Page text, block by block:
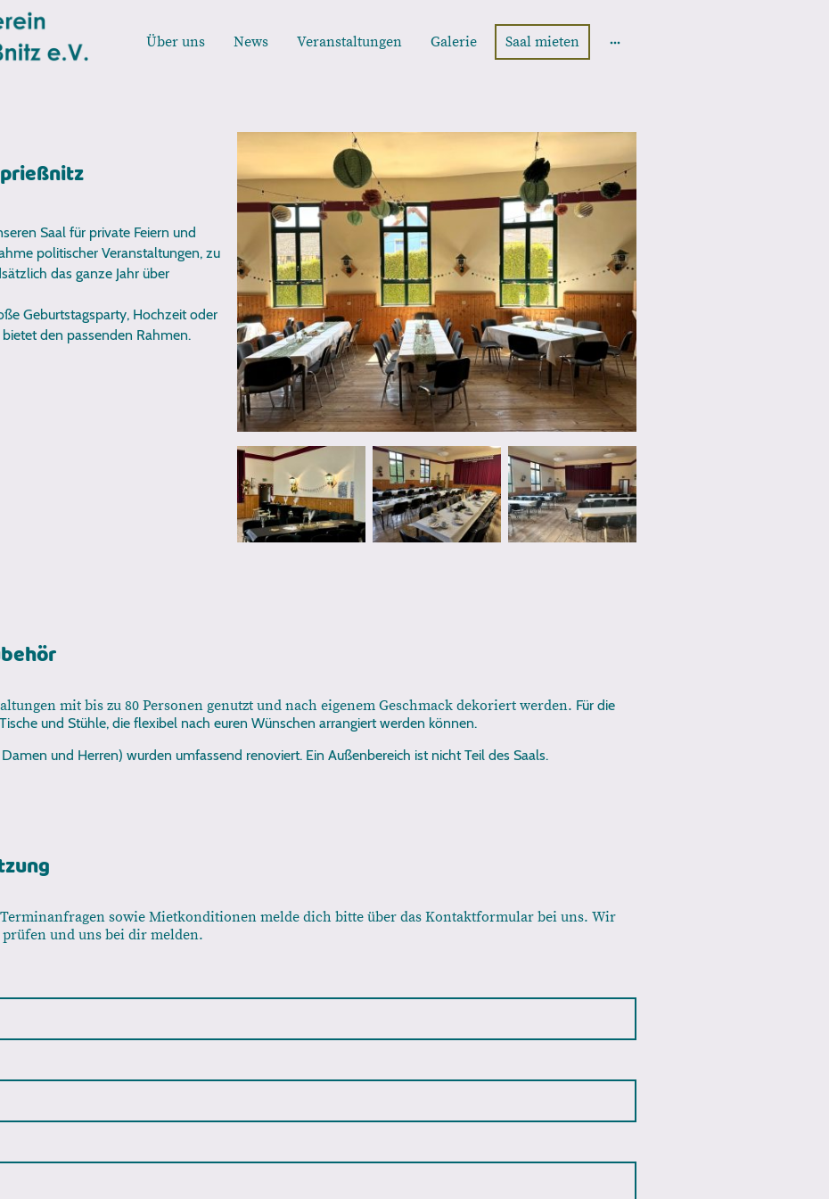
Über uns News Veranstaltungen Galerie Saal mieten
Saal für private Feiern und
politischer Veranstaltungen, zu
das ganze Jahr über
Geburtstagsparty, Hochzeit oder
den passenden Rahmen.
mit bis zu 80 Personen genutzt und nach eigenem Geschmack dekoriert werden. Für die
und Stühle, die flexibel nach euren Wünschen arrangiert werden können.
und Herren) wurden umfassend renoviert. Ein Außenbereich ist nicht Teil des Saals.
sowie Mietkonditionen melde dich bitte über das Kontaktformular bei uns. Wir
und uns bei dir melden.